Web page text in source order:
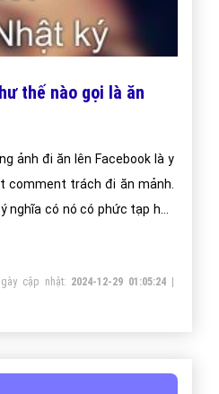
thế nào gọi là ăn
ảnh đi ăn lên Facebook là y
comment trách đi ăn mảnh.
nghĩa có nó có phức tạp hay
cập nhật: 2024-12-29 01:05:24